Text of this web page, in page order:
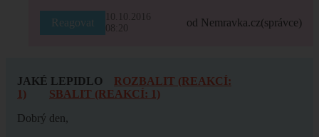
Reagovat
10.10.2016
08:20
od Nemravka.cz(správce)
JAKÉ LEPIDLO
ROZBALIT (REAKCÍ:
1)
SBALIT (REAKCÍ: 1)
Dobrý den,